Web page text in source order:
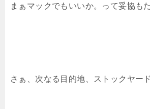
まぁマックでもいいか。って妥協も
さぁ、次なる目的地、ストックヤー